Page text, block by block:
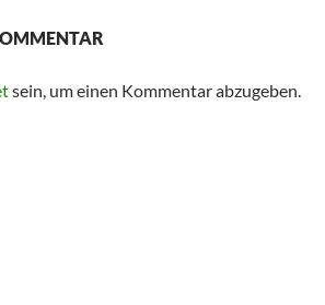
sein, um einen Kommentar abzugeben.